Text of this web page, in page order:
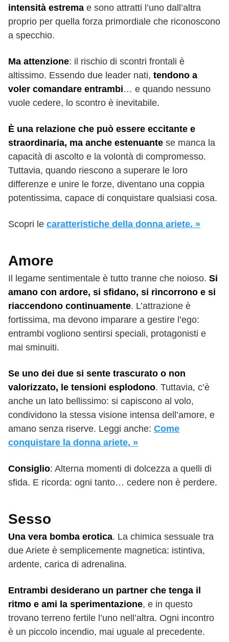
intensità estrema e sono attratti l’uno dall’altra
proprio per quella forza primordiale che riconoscono
a specchio.
Ma attenzione: il rischio di scontri frontali è
altissimo. Essendo due leader nati, tendono a
voler comandare entrambi… e quando nessuno
vuole cedere, lo scontro è inevitabile.
È una relazione che può essere eccitante e
straordinaria, ma anche estenuante se manca la
capacità di ascolto e la volontà di compromesso.
Tuttavia, quando riescono a superare le loro
differenze e unire le forze, diventano una coppia
potentissima, capace di conquistare qualsiasi cosa.
Scopri le caratteristiche della donna ariete. »
Amore
Il legame sentimentale è tutto tranne che noioso. Si
amano con ardore, si sfidano, si rincorrono e si
riaccendono continuamente. L’attrazione è
fortissima, ma devono imparare a gestire l’ego:
entrambi vogliono sentirsi speciali, protagonisti e
mai sminuiti.
Se uno dei due si sente trascurato o non
valorizzato, le tensioni esplodono. Tuttavia, c’è
anche un lato bellissimo: si capiscono al volo,
condividono la stessa visione intensa dell’amore, e
amano senza riserve. Leggi anche: Come
conquistare la donna ariete. »
Consiglio: Alterna momenti di dolcezza a quelli di
sfida. E ricorda: ogni tanto… cedere non è perdere.
Sesso
Una vera bomba erotica. La chimica sessuale tra
due Ariete è semplicemente magnetica: istintiva,
ardente, carica di adrenalina.
Entrambi desiderano un partner che tenga il
ritmo e ami la sperimentazione, e in questo
trovano terreno fertile l’uno nell’altra. Ogni incontro
è un piccolo incendio, mai uguale al precedente.